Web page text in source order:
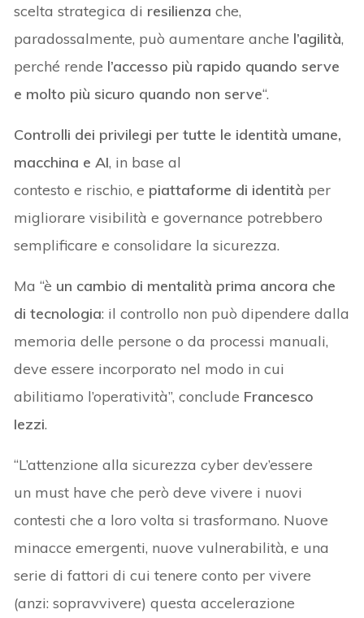
scelta strategica di resilienza che,
paradossalmente, può aumentare anche l’agilità,
perché rende l’accesso più rapido quando serve
e molto più sicuro quando non serve“.
Controlli dei privilegi per tutte le identità umane,
macchina e AI, in base al
contesto e rischio, e piattaforme di identità per
migliorare visibilità e governance potrebbero
semplificare e consolidare la sicurezza.
Ma “è un cambio di mentalità prima ancora che
di tecnologia: il controllo non può dipendere dalla
memoria delle persone o da processi manuali,
deve essere incorporato nel modo in cui
abilitiamo l’operatività”, conclude Francesco
Iezzi.
“L’attenzione alla sicurezza cyber dev’essere
un must have che però deve vivere i nuovi
contesti che a loro volta si trasformano. Nuove
minacce emergenti, nuove vulnerabilità, e una
serie di fattori di cui tenere conto per vivere
(anzi: sopravvivere) questa accelerazione